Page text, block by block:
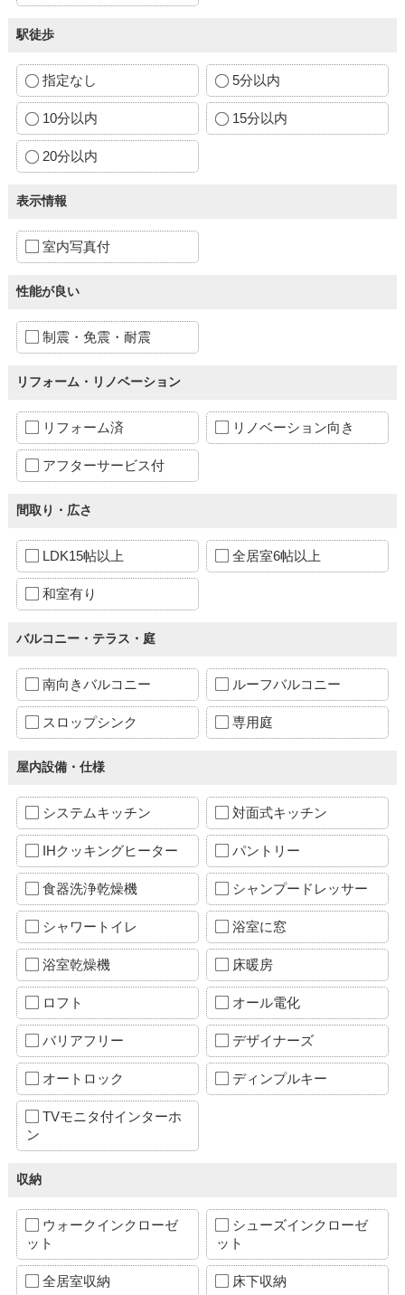
駅徒歩
指定なし 5分以内
10分以内 15分以内
20分以内
表示情報
室内写真付
性能が良い
制震・免震・耐震
リフォーム・リノベーション
リフォーム済 リノベーション向き
アフターサービス付
間取り・広さ
LDK15帖以上 全居室6帖以上
和室有り
バルコニー・テラス・庭
南向きバルコニー ルーフバルコニー
スロップシンク 専用庭
屋内設備・仕様
システムキッチン 対面式キッチン
IHクッキングヒーター パントリー
食器洗浄乾燥機 シャンプードレッサー
シャワートイレ 浴室に窓
浴室乾燥機 床暖房
ロフト オール電化
バリアフリー デザイナーズ
オートロック ディンプルキー
TVモニタ付インターホ
ン
収納
ウォークインクローゼ
ット
シューズインクローゼ
ット
全居室収納 床下収納